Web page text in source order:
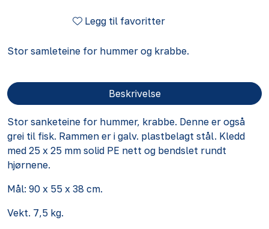
Legg til favoritter
Stor samleteine for hummer og krabbe.
Beskrivelse
Stor sanketeine for hummer, krabbe. Denne er også
grei til fisk. Rammen er i galv. plastbelagt stål. Kledd
med 25 x 25 mm solid PE nett og bendslet rundt
hjørnene.
Mål: 90 x 55 x 38 cm.
Vekt. 7,5 kg.